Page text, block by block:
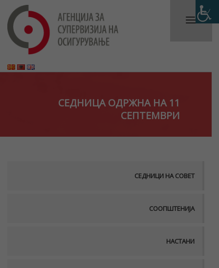
СЕДНИЦА ОДРЖНА НА 11
СЕПТЕМВРИ
СЕДНИЦИ НА СОВЕТ
СООПШТЕНИЈА
НАСТАНИ